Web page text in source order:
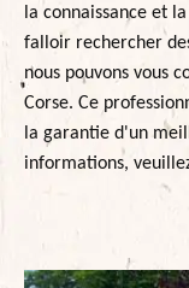
la connaissance et
falloir rechercher
nous pouvons vous
Corse. Ce
la garantie d'un
informations,